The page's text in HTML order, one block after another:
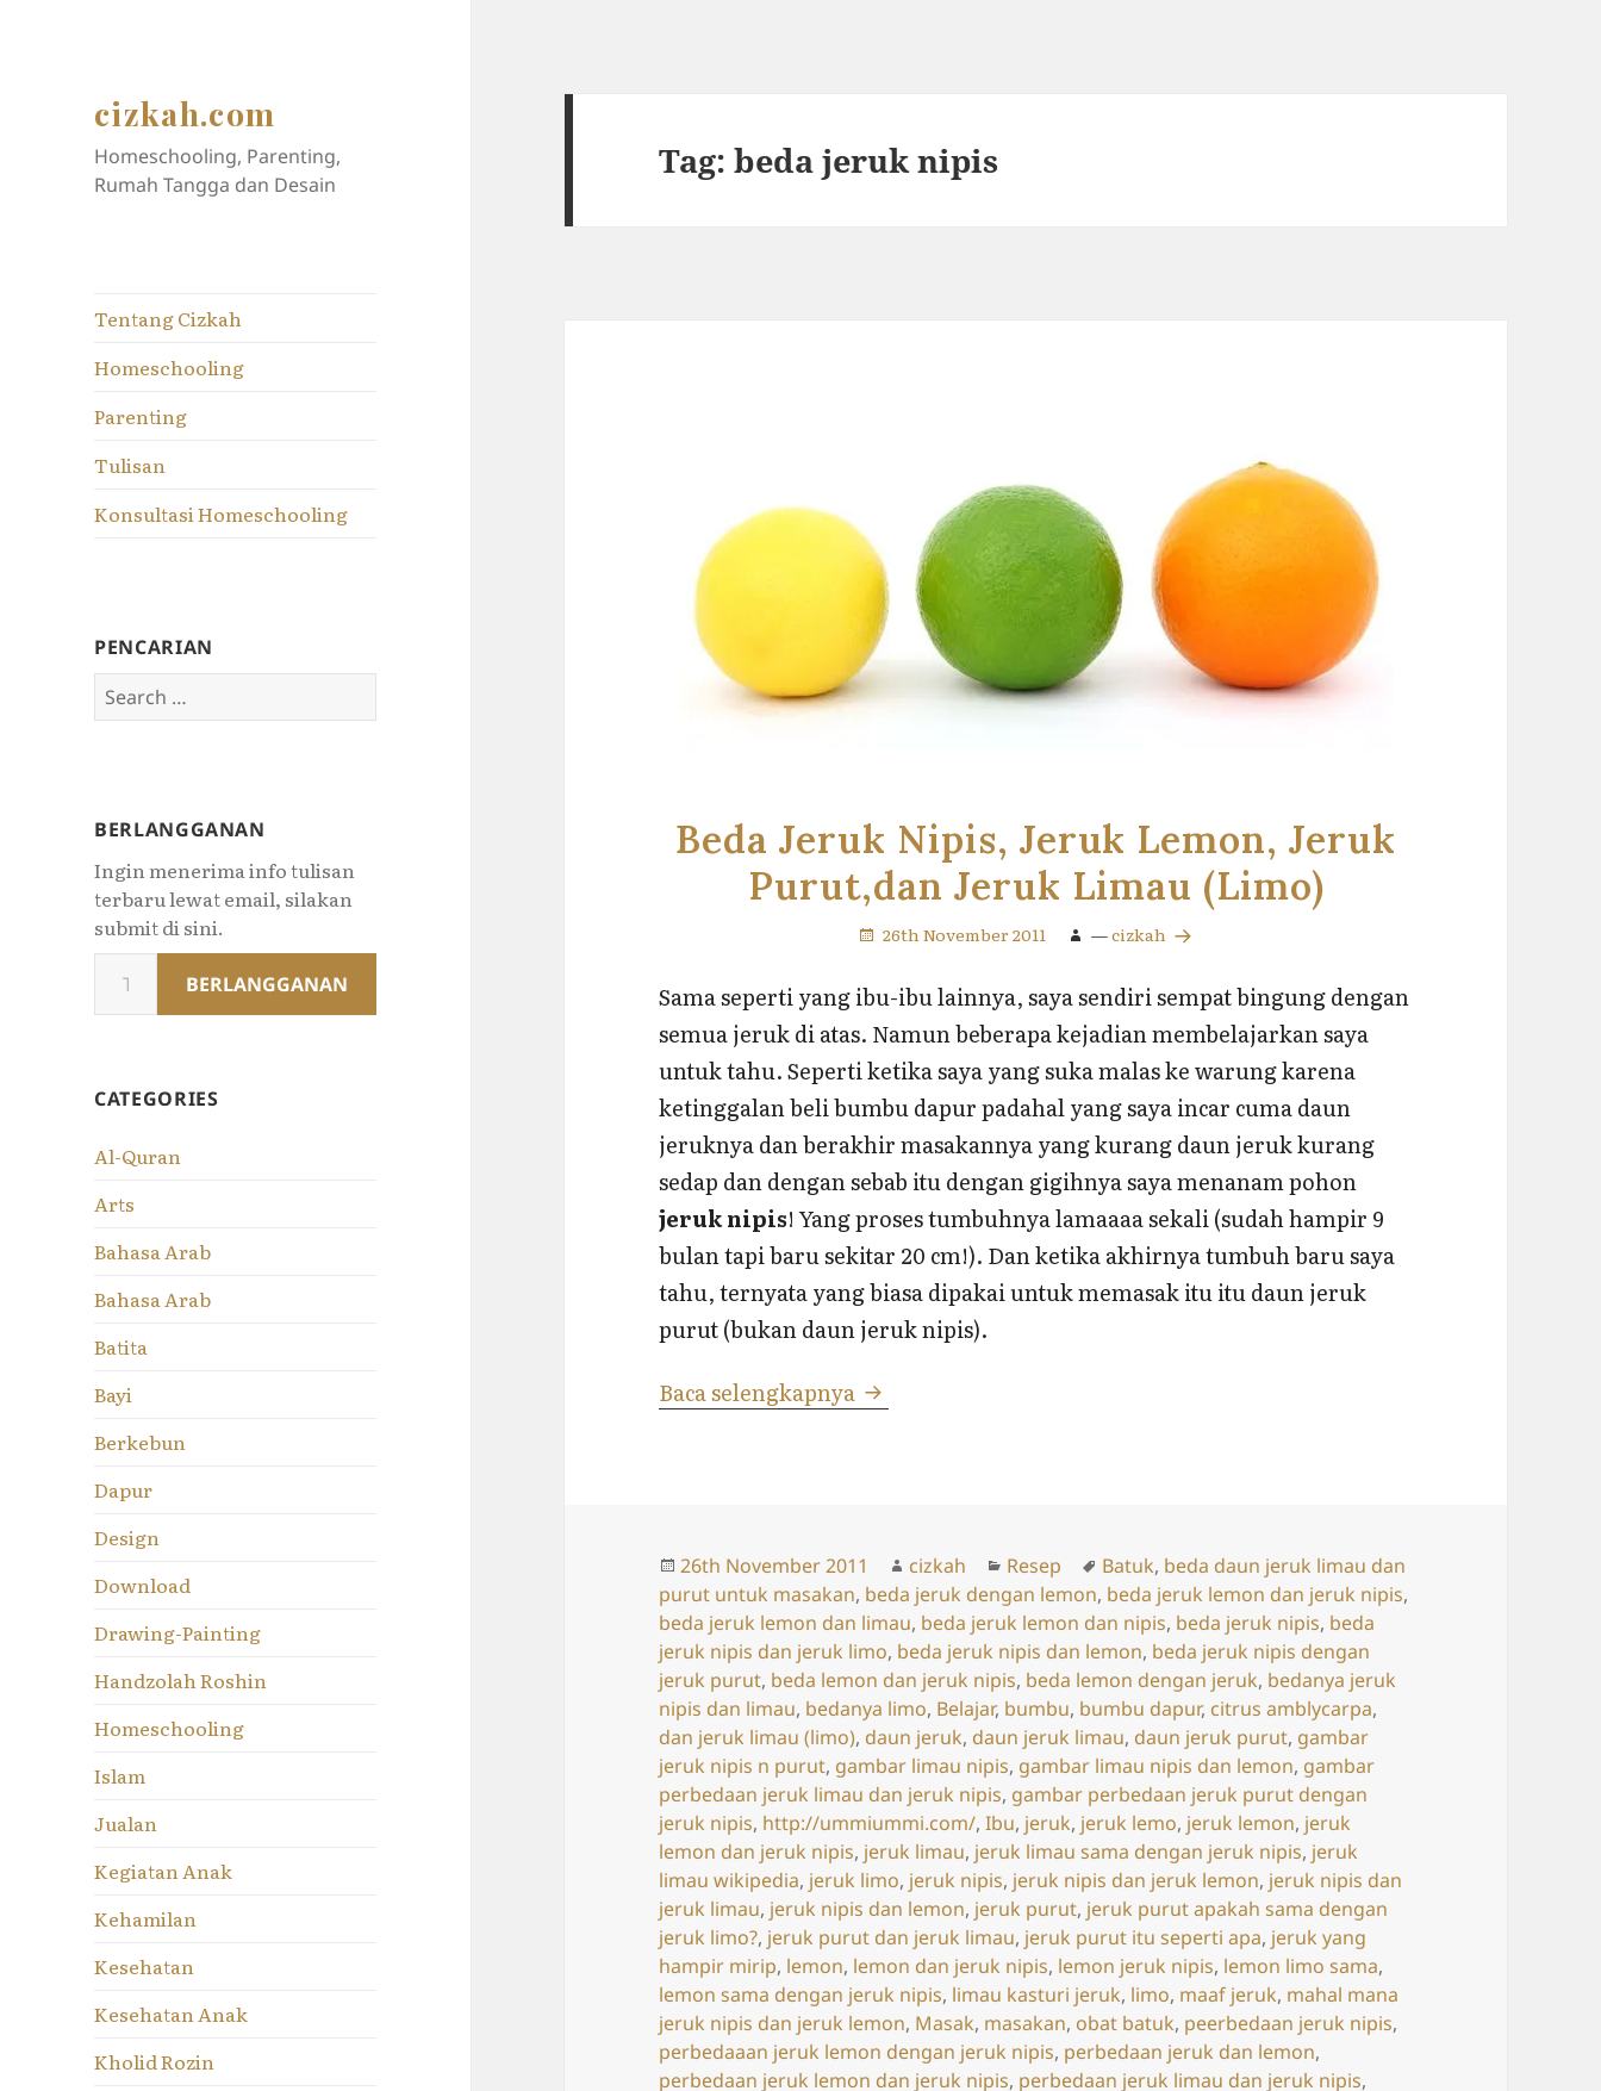
cizkah.com
Homeschooling, Parenting,
Rumah Tangga dan Desain
Tentang Cizkah
Homeschooling
Parenting
Tulisan
Konsultasi Homeschooling
PENCARIAN
Search
for:
BERLANGGANAN
Ingin menerima info tulisan
terbaru lewat email, silakan
submit di sini.
your
email…
BERLANGGANAN
CATEGORIES
Al-Quran
Arts
Bahasa Arab
Bahasa Arab
Batita
Bayi
Berkebun
Dapur
Design
Download
Drawing-Painting
Handzolah Roshin
Homeschooling
Islam
Jualan
Kegiatan Anak
Kehamilan
Kesehatan
Kesehatan Anak
Kholid Rozin
Tag:beda jeruk nipis
Beda Jeruk Nipis, Jeruk Lemon, Jeruk
Purut,dan Jeruk Limau (Limo)
26th November 2011 —cizkah
Sama seperti yang ibu-ibu lainnya, saya sendiri sempat bingung dengan
semua jeruk di atas. Namun beberapa kejadian membelajarkan saya
untuk tahu. Seperti ketika saya yang suka malas ke warung karena
ketinggalan beli bumbu dapur padahal yang saya incar cuma daun
jeruknya dan berakhir masakannya yang kurang daun jeruk kurang
sedap dan dengan sebab itu dengan gigihnya saya menanam pohon
jeruk nipis! Yang proses tumbuhnya lamaaaa sekali (sudah hampir 9
bulan tapi baru sekitar 20 cm!). Dan ketika akhirnya tumbuh baru saya
tahu, ternyata yang biasa dipakai untuk memasak itu itu daun jeruk
purut (bukan daun jeruk nipis).
Baca selengkapnya Beda Jeruk Nipis, Jeruk Lemon, Jeruk Purut,dan Jeruk Limau (Limo)
Posted
on
26th November 2011 Author
cizkah Categories
Resep Tags
Batuk, beda daun jeruk limau dan
purut untuk masakan, beda jeruk dengan lemon, beda jeruk lemon dan jeruk nipis,
beda jeruk lemon dan limau, beda jeruk lemon dan nipis, beda jeruk nipis, beda
jeruk nipis dan jeruk limo, beda jeruk nipis dan lemon, beda jeruk nipis dengan
jeruk purut, beda lemon dan jeruk nipis, beda lemon dengan jeruk, bedanya jeruk
nipis dan limau, bedanya limo, Belajar, bumbu, bumbu dapur, citrus amblycarpa,
dan jeruk limau (limo), daun jeruk, daun jeruk limau, daun jeruk purut, gambar
jeruk nipis n purut, gambar limau nipis, gambar limau nipis dan lemon, gambar
perbedaan jeruk limau dan jeruk nipis, gambar perbedaan jeruk purut dengan
jeruk nipis, http://ummiummi.com/,Ibu, jeruk, jeruk lemo, jeruk lemon, jeruk
lemon dan jeruk nipis, jeruk limau, jeruk limau sama dengan jeruk nipis, jeruk
limau wikipedia, jeruk limo, jeruk nipis, jeruk nipis dan jeruk lemon, jeruk nipis dan
jeruk limau, jeruk nipis dan lemon, jeruk purut, jeruk purut apakah sama dengan
jeruk limo?, jeruk purut dan jeruk limau, jeruk purut itu seperti apa, jeruk yang
hampir mirip, lemon, lemon dan jeruk nipis, lemon jeruk nipis, lemon limo sama,
lemon sama dengan jeruk nipis, limau kasturi jeruk, limo, maaf jeruk, mahal mana
jeruk nipis dan jeruk lemon, Masak, masakan, obat batuk, peerbedaan jeruk nipis,
perbedaaan jeruk lemon dengan jeruk nipis, perbedaan jeruk dan lemon,
perbedaan jeruk lemon dan jeruk nipis, perbedaan jeruk limau dan jeruk nipis,